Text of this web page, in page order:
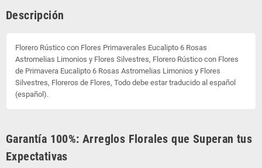
Descripción
Florero Rústico con Flores Primaverales Eucalipto 6 Rosas
Astromelias Limonios y Flores Silvestres, Florero Rústico con Flores
de Primavera Eucalipto 6 Rosas Astromelias Limonios y Flores
Silvestres, Floreros de Flores, Todo debe estar traducido al español
(español).
Garantía 100%: Arreglos Florales que Superan tus
Expectativas